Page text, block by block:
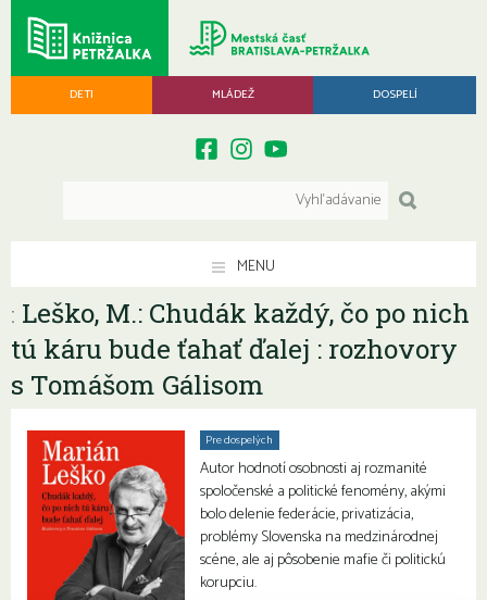
DETI MLÁDEŽ DOSPELÍ
MENU
: Leško, M.: Chudák každý, čo po nich
tú káru bude ťahať ďalej : rozhovory
s Tomášom Gálisom
Pre dospelých
Autor hodnotí osobnosti aj rozmanité
spoločenské a politické fenomény, akými
bolo delenie federácie, privatizácia,
problémy Slovenska na medzinárodnej
scéne, ale aj pôsobenie mafie či politickú
korupciu.